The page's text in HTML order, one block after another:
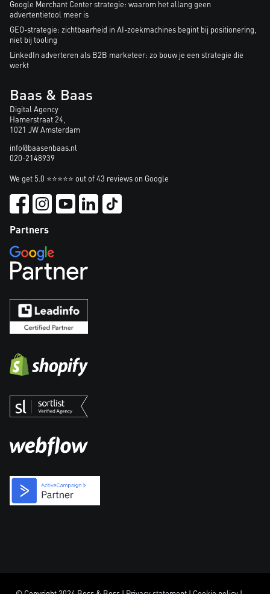
Google Merchant Center strategie: waarom het allang geen
advertentietool meer is
GEO-strategie: zichtbaarheid in AI-zoekmachines begint bij positionering,
niet bij tooling
LinkedIn adverteren als B2B marketeer: zo bouw je een strategie die
werkt
Baas & Baas
Digital Agency
Hamerstraat 24,
1021 JW Amsterdam
info@baasenbaas.nl
020-2148939
We get 5.0 ⭐⭐⭐⭐⭐ out of 43 reviews on Google
Partners